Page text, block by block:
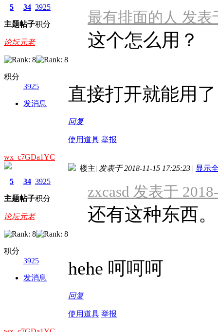
5
主题
34
帖子
3925
积分
论坛元老
积分
3925
发消息
最有排面的人 发表
这个怎么用？
直接打开就能用了
回复
使用道具 举报
wx_c7GDa1YC
5
主题
34
帖子
3925
积分
论坛元老
积分
3925
发消息
楼主| 发表于 2018-11-15 17:25:23 | 显示
zxcasd 发表于
还有这种东西
hehe 呵呵呵
回复
使用道具 举报